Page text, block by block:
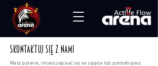
Skontaktuj się z nami
Masz pytania, chcesz zapisać się na zajęcia lub potrzebujesz